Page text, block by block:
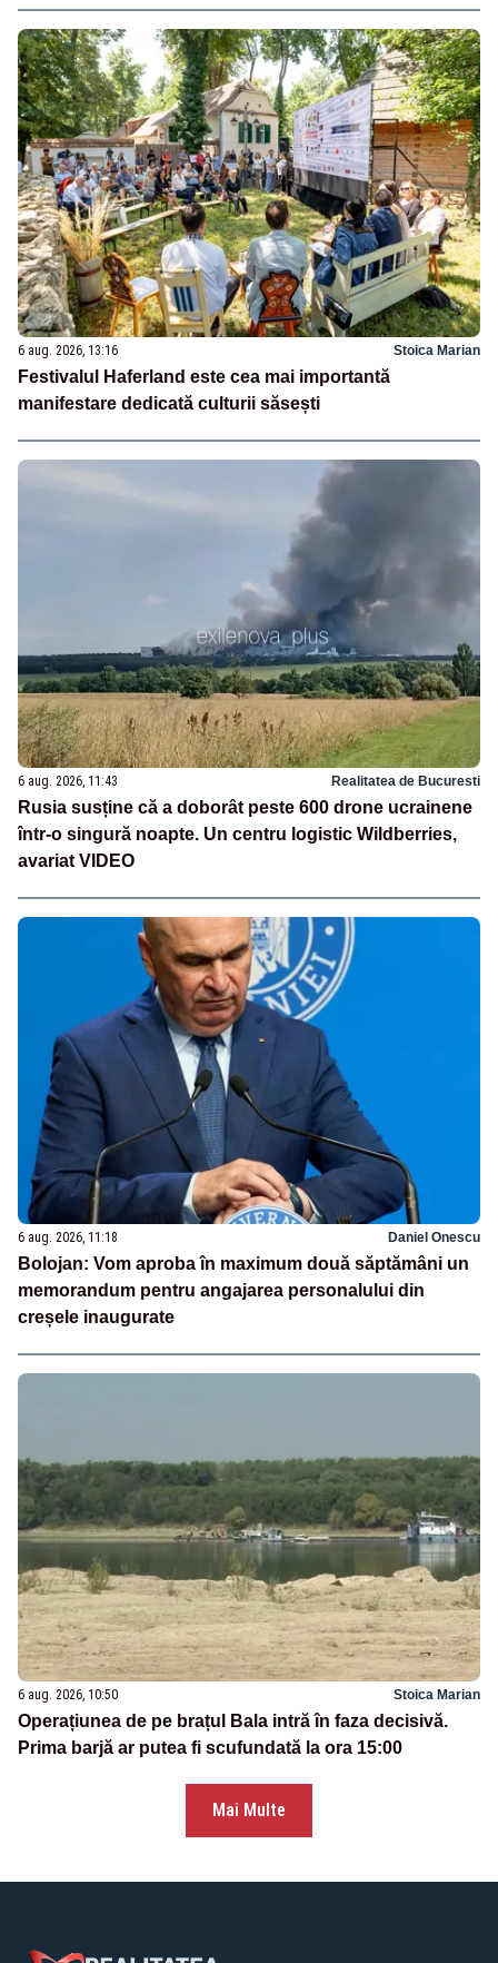
6 aug. 2026, 13:16 Stoica Marian
Festivalul Haferland este cea mai importantă
manifestare dedicată culturii săsești
6 aug. 2026, 11:43 Realitatea de Bucuresti
Rusia susține că a doborât peste 600 drone ucrainene
într-o singură noapte. Un centru logistic Wildberries,
avariat VIDEO
6 aug. 2026, 11:18 Daniel Onescu
Bolojan: Vom aproba în maximum două săptămâni un
memorandum pentru angajarea personalului din
creșele inaugurate
6 aug. 2026, 10:50 Stoica Marian
Operațiunea de pe brațul Bala intră în faza decisivă.
Prima barjă ar putea fi scufundată la ora 15:00
Mai Multe